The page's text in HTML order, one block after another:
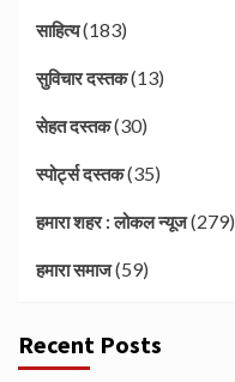
साहित्य(183)
सुविचार दस्तक(13)
सेहत दस्तक(30)
स्पोर्ट्स दस्तक(35)
हमारा शहर : लोकल न्यूज(279)
हमारा समाज(59)
Recent Posts